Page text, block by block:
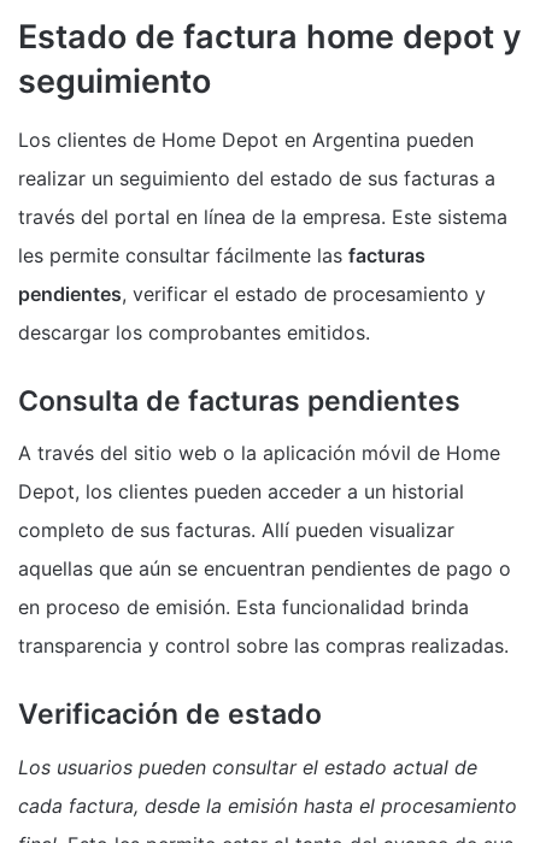
Estado de factura home depot y
seguimiento
Los clientes de Home Depot en Argentina pueden
realizar un seguimiento del estado de sus facturas a
través del portal en línea de la empresa. Este sistema
les permite consultar fácilmente las facturas
pendientes, verificar el estado de procesamiento y
descargar los comprobantes emitidos.
Consulta de facturas pendientes
A través del sitio web o la aplicación móvil de Home
Depot, los clientes pueden acceder a un historial
completo de sus facturas. Allí pueden visualizar
aquellas que aún se encuentran pendientes de pago o
en proceso de emisión. Esta funcionalidad brinda
transparencia y control sobre las compras realizadas.
Verificación de estado
Los usuarios pueden consultar el estado actual de
cada factura, desde la emisión hasta el procesamiento